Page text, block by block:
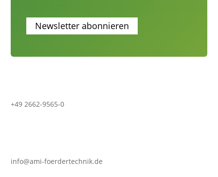
Newsletter abonnieren
+49 2662-9565-0
info@ami-foerdertechnik.de